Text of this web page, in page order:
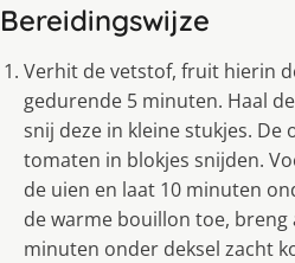
Bereidingswijze
Verhit de vetstof, fruit hierin
gedurende 5 minuten. Haal
snij deze in kleine stukjes.
tomaten in blokjes snijden.
de uien en laat 10 minuten
de warme bouillon toe, breng
minuten onder deksel zacht